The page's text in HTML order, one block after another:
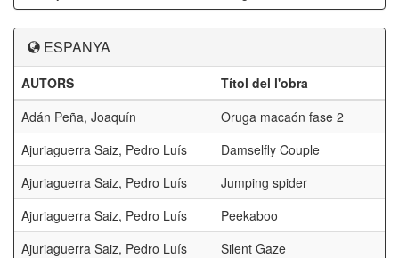
ESPANYA
AUTORS
Títol del l'obra
Adán Peña, Joaquín
Oruga macaón fase 2
Ajuriaguerra Saiz, Pedro Luís
Damselfly Couple
Ajuriaguerra Saiz, Pedro Luís
Jumping spider
Ajuriaguerra Saiz, Pedro Luís
Peekaboo
Ajuriaguerra Saiz, Pedro Luís
Silent Gaze